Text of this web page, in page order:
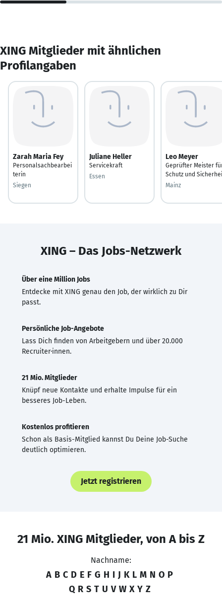
XING Mitglieder mit ähnlichen
Profilangaben
Zarah Maria Fey
Personalsachbearbei
terin
Siegen
Juliane Heller
Servicekraft
Essen
Leo Meyer
Geprüfter Meister
Schutz und
Mainz
XING – Das Jobs-Netzwerk
Über eine Million Jobs
Entdecke mit XING genau den Job, der wirklich zu Dir
passt.
Persönliche Job-Angebote
Lass Dich finden von Arbeitgebern und über 20.000
Recruiter·innen.
21 Mio. Mitglieder
Knüpf neue Kontakte und erhalte Impulse für ein
besseres Job-Leben.
Kostenlos profitieren
Schon als Basis-Mitglied kannst Du Deine Job-Suche
deutlich optimieren.
Jetzt registrieren
21 Mio. XING Mitglieder, von A bis Z
Nachname:
A B C D E F G H I J K L M N O P
Q R S T U V W X Y Z